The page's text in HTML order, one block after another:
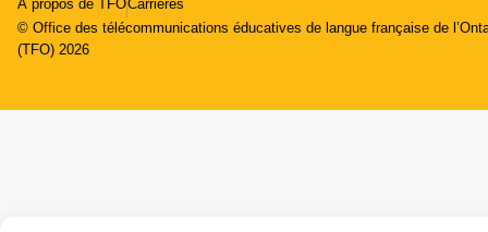
À propos de TFOCarrières
© Office des télécommunications éducatives de langue française de
(TFO) 2026